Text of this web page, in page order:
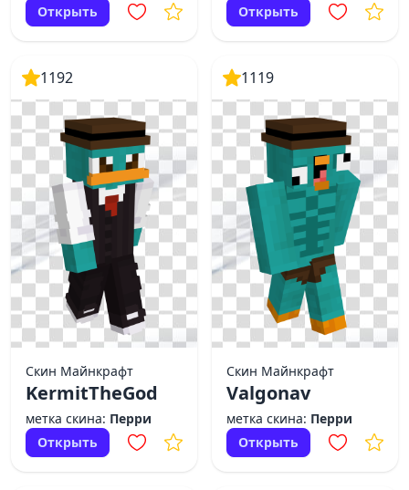
Открыть
Открыть
1192
Скин Майнкрафт
KermitTheGod
метка скина: Перри
Открыть
1119
Скин Майнкрафт
Valgonav
метка скина: Перри
Открыть